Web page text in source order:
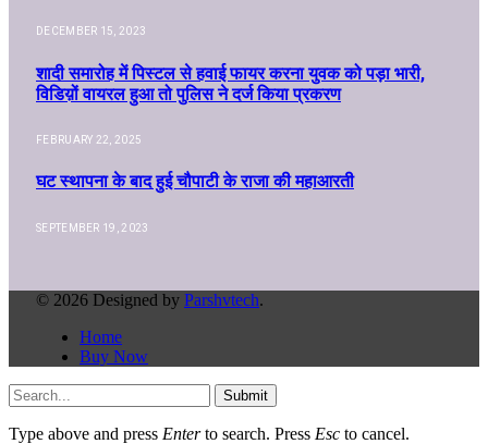
DECEMBER 15, 2023
शादी समारोह में पिस्टल से हवाई फायर करना युवक को पड़ा भारी,
विडिय़ों वायरल हुआ तो पुलिस ने दर्ज किया प्रकरण
FEBRUARY 22, 2025
घट स्थापना के बाद हुई चौपाटी के राजा की महाआरती
SEPTEMBER 19, 2023
© 2026 Designed by Parshvtech.
Home
Buy Now
Submit
Type above and press Enterto search. Press Esc to cancel.